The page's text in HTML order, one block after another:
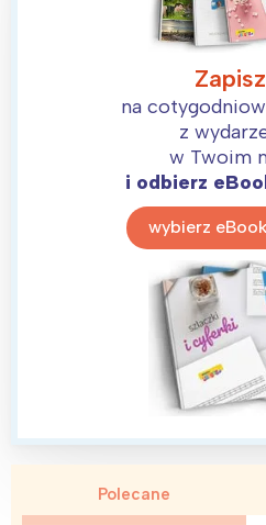
na
z
w Twoim
i odbierz
wybierz
Polecane
Interesują mnie
tego
Warszawa
Trójmiasto